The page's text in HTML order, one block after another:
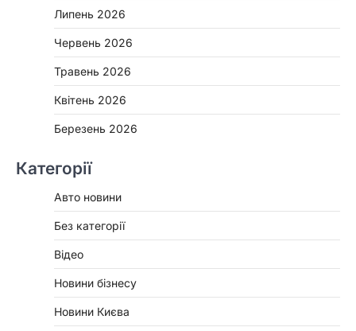
Липень 2026
Червень 2026
Травень 2026
Квітень 2026
Березень 2026
Категорії
Авто новини
Без категорії
Відео
Новини бізнесу
Новини Києва